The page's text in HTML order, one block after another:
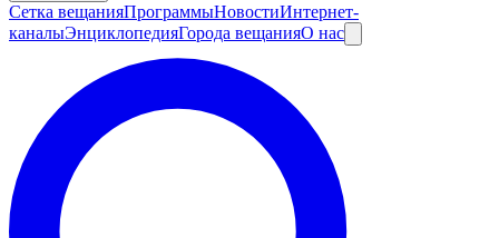
Сетка вещанияПрограммыНовостиИнтернет-
каналыЭнциклопедияГорода вещанияО нас